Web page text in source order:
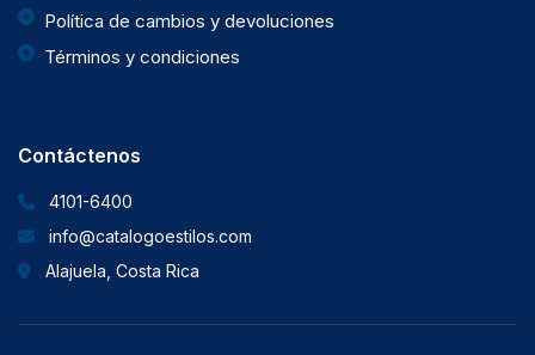
Política de cambios y devoluciones
Términos y condiciones
Contáctenos
4101-6400
info@catalogoestilos.com
Alajuela, Costa Rica